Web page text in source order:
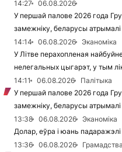
14:27
06.08.2026
У першай палове 2026 года
замежніку, беларусы
14:14
06.08.2026
Эканоміка
У Літве перахопленая
нелегальных цыгарэт, у тым
14:11
06.08.2026
Палітыка
У першай палове 2026 года
замежніку, беларусы
13:38
06.08.2026
Эканоміка
Долар, еўра і юань
13:36
06.08.2026
Грамадства